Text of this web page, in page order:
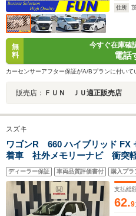
住所
無
料
今すぐ在庫確
電話
カーセンサーアフター保証がA/Bプランに付いて
販売店： ＦＵＮ ＪＵ適正販売店
スズキ
ワゴンR 660 ハイブリッド FX
着車 社外メモリーナビ 衝突
ディーラー保証 車両品質評価書付 購入プラ
支払総
62.9